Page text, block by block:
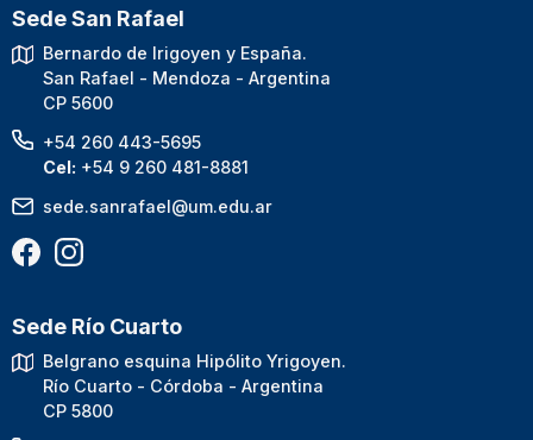
Sede San Rafael
Bernardo de Irigoyen y España.
San Rafael - Mendoza - Argentina
CP 5600
+54 260 443-5695
Cel: +54 9 260 481-8881
sede.sanrafael@um.edu.ar
Sede Río Cuarto
Belgrano esquina Hipólito Yrigoyen.
Río Cuarto - Córdoba - Argentina
CP 5800